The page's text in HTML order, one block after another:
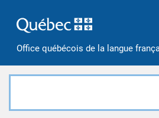
Office québécois de la langue